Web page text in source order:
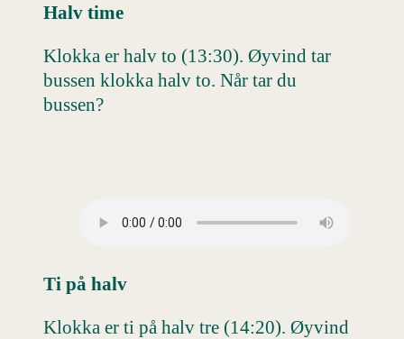
Halv time
Klokka er halv to (13:30). Øyvind tar
bussen klokka halv to. Når tar du
bussen?
Ti på halv
Klokka er ti på halv tre (14:20). Øyvind